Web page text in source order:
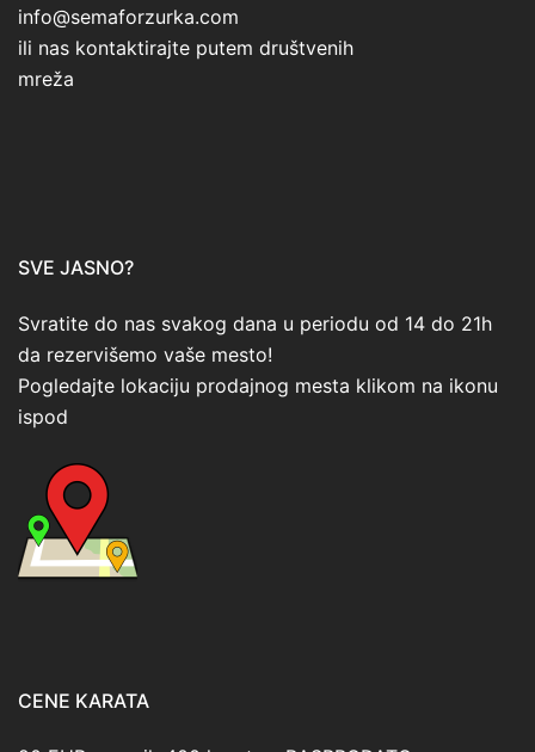
info@semaforzurka.com
ili nas kontaktirajte putem društvenih
mreža
SVE JASNO?
Svratite do nas svakog dana u periodu od 14 do 21h
da rezervišemo vaše mesto!
Pogledajte lokaciju prodajnog mesta klikom na ikonu
ispod
CENE KARATA